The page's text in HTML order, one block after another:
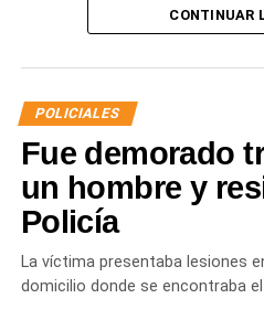
indicó que meses atrás
de acercamiento vigente,
contaba con la documentación
judicial.
Luego de controlar la
intervención al Gabinete de
las diligencias
se informó lo ocurrido a la
que dispuso las medidas a
CONTINUAR
POLICIALES
Fue demorado
un hombre y
Policía
La víctima presentaba lesiones
domicilio donde se encontraba